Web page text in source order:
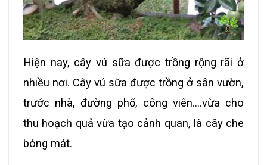
Hiện nay, cây vú sữa được trồng rộng rãi ở
nhiều nơi. Cây vú sữa được trồng ở sân vườn,
trước nhà, đường phố, công viên….vừa cho
thu hoạch quả vừa tạo cảnh quan, là cây che
bóng mát.